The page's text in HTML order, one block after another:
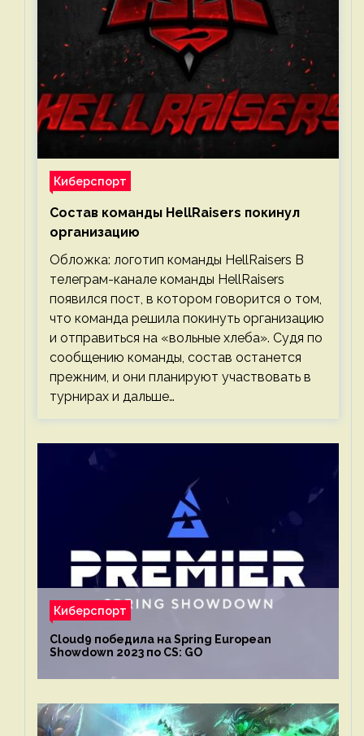
Киберспорт
Состав команды HellRaisers покинул
организацию
Обложка: логотип команды HellRaisers В
телеграм-канале команды HellRaisers
появился пост, в котором говорится о том,
что команда решила покинуть организацию
и отправиться на «вольные хлеба». Судя по
сообщению команды, состав останется
прежним, и они планируют участвовать в
турнирах и дальше…
Киберспорт
Cloud9 победила на Spring European
Showdown 2023 по CS: GO